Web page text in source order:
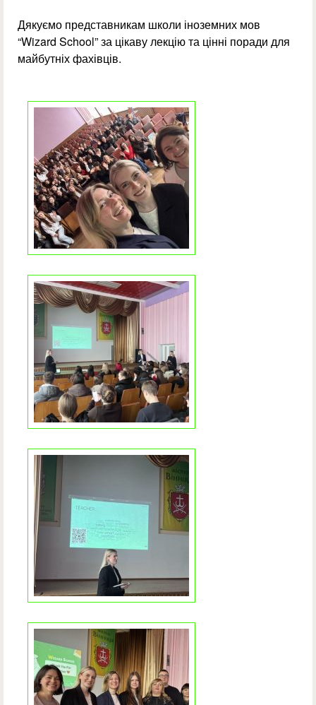
Дякуємо представникам школи іноземних мов
“Wizard School” за цікаву лекцію та цінні поради для
майбутніх фахівців.